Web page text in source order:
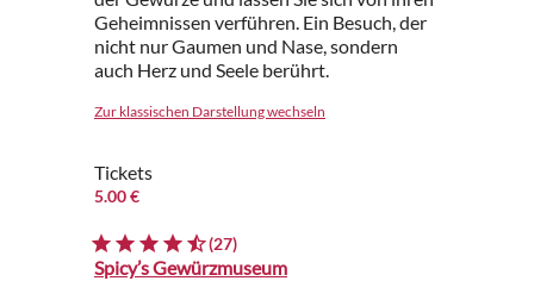
Geheimnissen verführen. Ein Besuch, der
nicht nur Gaumen und Nase, sondern
auch Herz und Seele berührt.
Zur klassischen Darstellung wechseln
Tickets
5.00 €
(27)
Spicy’s Gewürzmuseum